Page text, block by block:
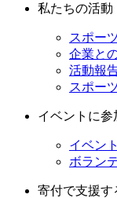
私たちの活動
スポー
企業と
活動報
スポー
イベントに参
イベン
ボラン
寄付で支援す